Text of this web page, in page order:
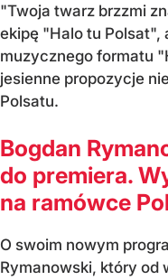
"Twoja twarz brzzmi
ekipę "Halo tu Polsat",
muzycznego formatu
jesienne propozycje
Polsatu.
Bogdan
do premiera.
na ramówce
O swoim nowym
Rymanowski, który od